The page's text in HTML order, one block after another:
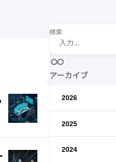
検索
アーカイブ
2026
2025
2024